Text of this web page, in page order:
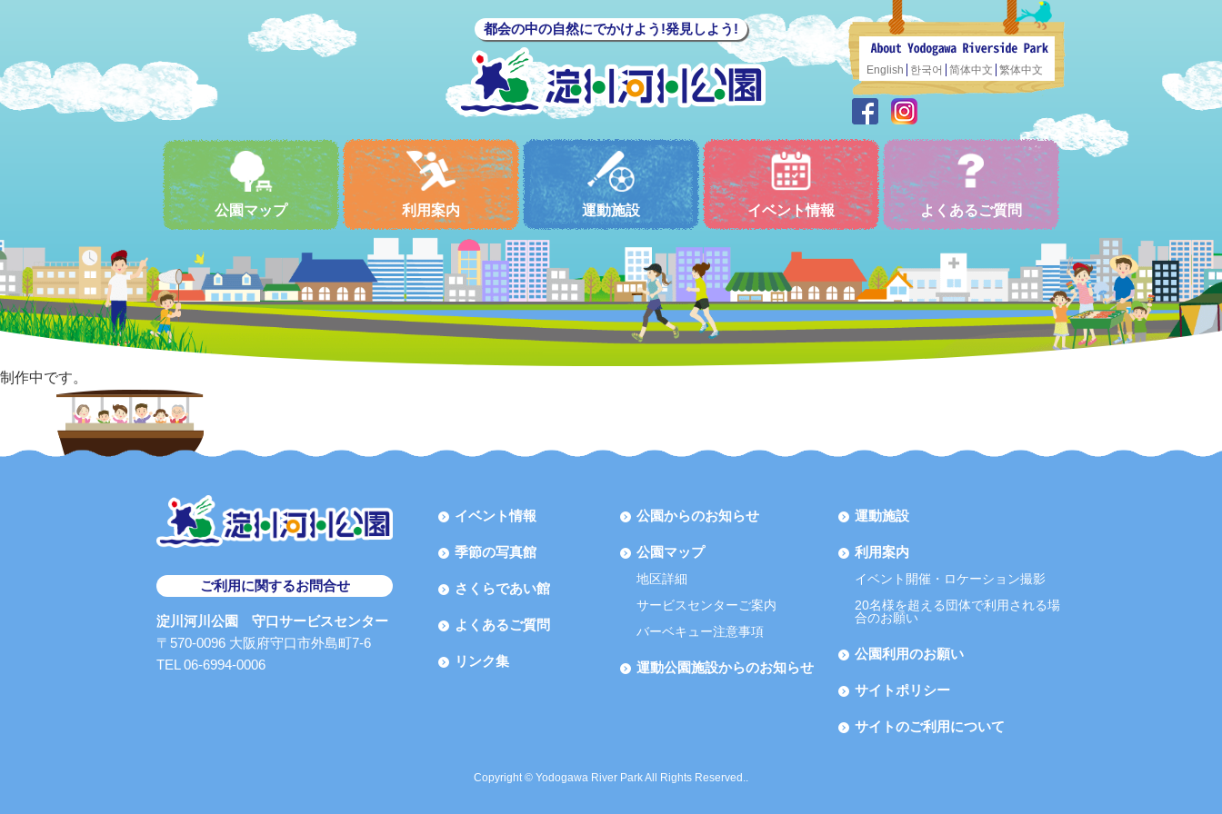
都会の中の自然にでかけよう!発見しよう!
English 한국어 简体中文 繁体中文
公園マップ 利用案内 運動施設 イベント情報 よくあるご質問
制作中です。
ご利用に関するお問合せ
淀川河川公園 守口サービスセンター
〒570-0096 大阪府守口市外島町7-6
TEL 06-6994-0006
イベント情報
季節の写真館
さくらであい館
よくあるご質問
リンク集
公園からのお知らせ
公園マップ
地区詳細
サービスセンターご案内
バーベキュー注意事項
運動公園施設からのお知らせ
運動施設
利用案内
イベント開催・ロケーション撮影
20名様を超える団体で利用される場
合のお願い
公園利用のお願い
サイトポリシー
サイトのご利用について
Copyright © Yodogawa River Park All Rights Reserved..